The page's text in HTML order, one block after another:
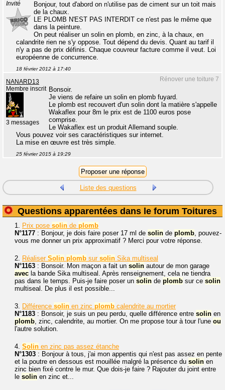
Invité
Bonjour, tout d'abord on n'utilise pas de ciment sur un toit mais
de la chaux.
LE PLOMB N'EST PAS INTERDIT ce n'est pas le même que
dans la peinture.
On peut réaliser un solin en plomb, en zinc, à la chaux, en
calandrite rien ne s'y oppose. Tout dépend du devis. Quant au tarif il
n'y a pas de prix définis. Chaque couvreur facture comme il veut. Loi
européenne de concurrence.
18 février 2012 à 17:40
Rénover une toiture 7
NANARD13
Membre inscrit
3 messages
Bonsoir.
Je viens de refaire un solin en plomb fuyard.
Le plomb est recouvert d'un solin dont la matière s'appelle
Wakaflex pour 8m le prix est de 1100 euros pose
comprise.
Le Wakaflex est un produit Allemand souple.
Vous pouvez voir ses caractéristiques sur internet.
La mise en œuvre est très simple.
25 février 2015 à 19:29
Liste des questions
Questions apparentées dans le forum Toitures
1. Prix pose solin de plomb
N°1177 : Bonjour, je dois faire poser 17 ml de solin de plomb, pouvez-
vous me donner un prix approximatif ? Merci pour votre réponse.
2. Réaliser Solin plomb sur solin Sika multiseal
N°1163 : Bonsoir. Mon maçon a fait un solin autour de mon garage
avec la bande Sika multiseal. Après renseignement, cela ne tiendra
pas dans le temps. Puis-je faire poser un solin de plomb sur ce solin
multiseal. De plus il est possible...
3. Différence solin en zinc plomb calendrite au mortier
N°1183 : Bonsoir, je suis un peu perdu, quelle différence entre solin en
plomb, zinc, calendrite, au mortier. On me propose tour à tour l'une ou
l'autre solution.
4. Solin en zinc pas assez étanche
N°1303 : Bonjour à tous, j'ai mon appentis qui n'est pas assez en pente
et la poutre en dessous est mouillée malgré la présence du solin en
zinc bien fixé contre le mur. Que dois-je faire ? Rajouter du joint entre
le solin en zinc et...